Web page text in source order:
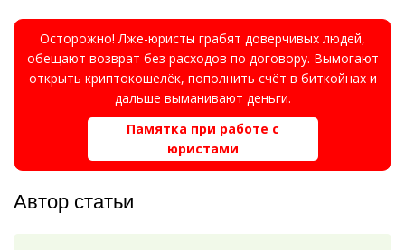
Осторожно! Лже-юристы грабят доверчивых людей,
обещают возврат без расходов по договору. Вымогают
открыть криптокошелёк, пополнить счёт в биткойнах и
дальше выманивают деньги.
Памятка при работе с
юристами
Автор статьи